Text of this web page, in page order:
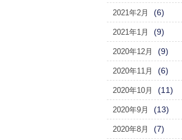
2021年2月 (6)
2021年1月 (9)
2020年12月 (9)
2020年11月 (6)
2020年10月 (11)
2020年9月 (13)
2020年8月 (7)